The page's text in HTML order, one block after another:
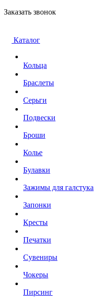
Заказать звонок
Каталог
Кольца
Браслеты
Серьги
Подвески
Броши
Колье
Булавки
Зажимы для галстука
Запонки
Кресты
Печатки
Сувениры
Чокеры
Пирсинг